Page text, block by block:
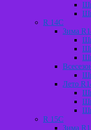
R 14C
Зима
Лето
R 15C
Зима